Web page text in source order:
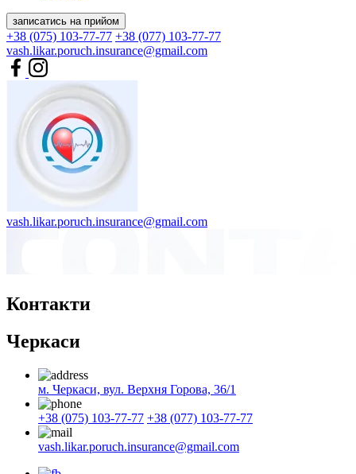
записатись на прийом
+38 (075) 103-77-77 +38 (077) 103-77-77
vash.likar.poruch.insurance@gmail.com
vash.likar.poruch.insurance@gmail.com
Контакти
Черкаси
м. Черкаси, вул. Верхня Горова, 36/1
+38 (075) 103-77-77 +38 (077) 103-77-77
vash.likar.poruch.insurance@gmail.com